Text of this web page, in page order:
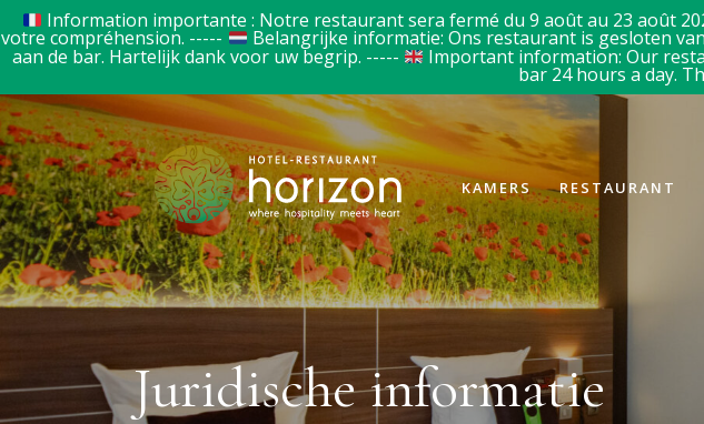
Information importante : Notre restaurant sera fermé du 9 août au 23 août
votre compréhension. ----- Belangrijke informatie: Ons restaurant is gesloten
aan de bar. Hartelijk dank voor uw begrip. ----- Important information: Our
bar 24 hours a day.
KAMERS RESTAURANT
Juridische informatie